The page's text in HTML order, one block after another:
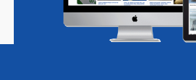
Magazine Podcasts